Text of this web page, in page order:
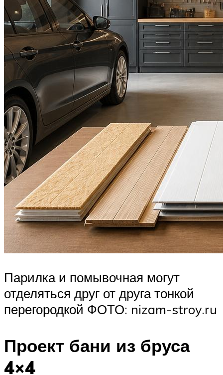
Парилка и помывочная могут
отделяться друг от друга тонкой
перегородкой ФОТО: nizam-stroy.ru
Проект бани из бруса
4×4